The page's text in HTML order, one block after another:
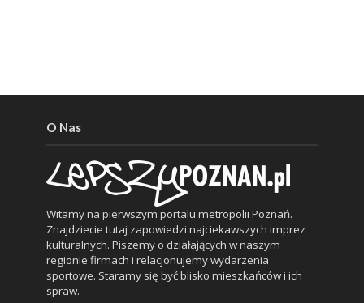
O Nas
Witamy na pierwszym portalu metropolii Poznań.
Znajdziecie tutaj zapowiedzi najciekawszych imprez
kulturalnych. Piszemy o działających w naszym
regionie firmach i relacjonujemy wydarzenia
sportowe. Staramy się być blisko mieszkańców i ich
spraw.